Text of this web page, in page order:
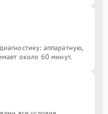
аппаратную,
около 60 минут.